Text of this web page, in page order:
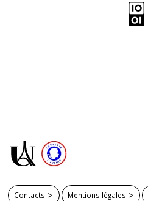
Contacts Mentions légales